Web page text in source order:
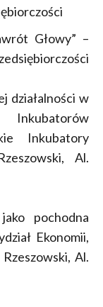
Głowy” –
działalności w
Inkubatory
Al.
pochodna
Ekonomii,
Al.